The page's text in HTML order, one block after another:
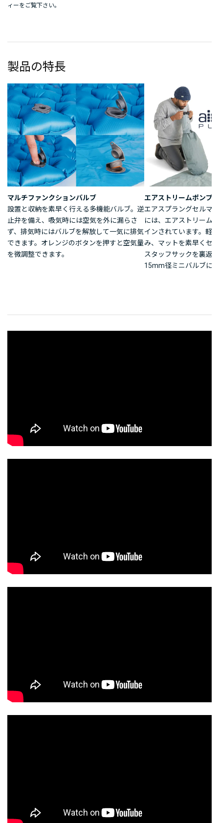
ィーをご覧下さい。
製品の特長
マルチファンクションバルブ
設置と収納を素早く行える多機能バルブ。逆
止弁を備え、吸気時には空気を外に漏らさ
ず、排気時にはバルブを解放して一気に排気
できます。オレンジのボタンを押すと空気量
を微調整できます。
エアストリームポンプ
エアスプラングセルマ
には、エアストリーム
インされています。軽
み、マットを素早くセ
スタッフサックを裏返
15mm径ミニバルブに